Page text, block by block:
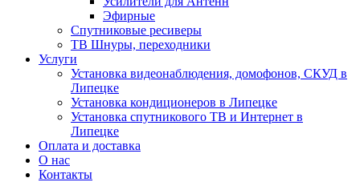
Эфирные
Спутниковые ресиверы
ТВ Шнуры, переходники
Услуги
Установка видеонаблюдения, домофонов, СКУД в
Липецке
Установка кондиционеров в Липецке
Установка спутникового ТВ и Интернет в
Липецке
Оплата и доставка
О нас
Контакты